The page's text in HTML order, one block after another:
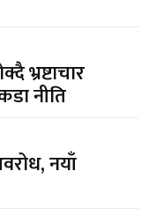
भ्रष्टाचार
नीति
नयाँ